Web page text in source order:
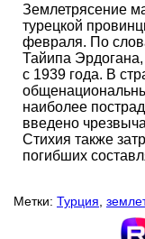
Землетрясение
турецкой
февраля. По
Тайипа
с 1939 года. В
наиболее
введено
Стихия также
погибших
Метки: Турция